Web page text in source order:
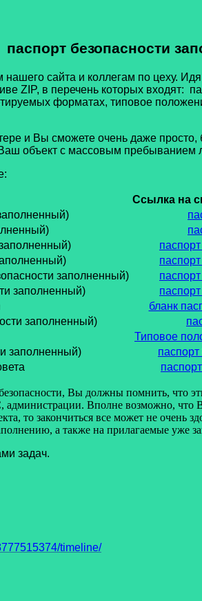
паспорт безопасности
сайта и коллегам по цеху.
ZIP, в перечень которых входят:
форматах, типовое
и Вы сможете очень даже
Ваш объект с массовым пребыванием
Ссылка на
заполненный)
заполненный)
бланк
заполненный)
Типовое
заполненный)
Вы должны помнить, что эти
Вполне возможно, что
то закончиться все может не очень
а также на прилагаемые уже
задач.
timeline/